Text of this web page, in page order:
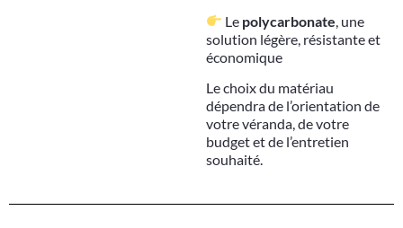
Le polycarbonate , une
solution légère, résistante et
économique
Le choix du matériau
dépendra de l’orientation de
votre véranda, de votre
budget et de l’entretien
souhaité.